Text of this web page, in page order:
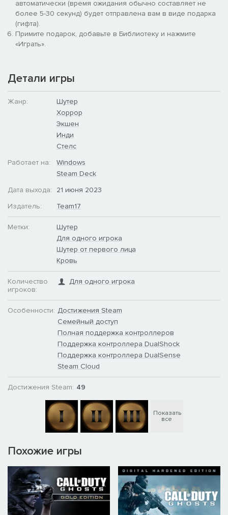
ЖЕСТОКАЯ РУКОПАШКА
Покажите врагам, кто есть кто, в ближнем бою на кулаках и
швыряйте, прокатывайтесь и наносите безумные комбо-
удары, которые разотрут противников в порошок.
с разработчиками. В разделе ссылок указаны наша страница
в Twitter, канал на YouTube и сервер Discord. Всегда рады вас
видеть!
автоматически (время ожидания обычно составляет не
более 5-30 секунд) будет отправлена вам в виде подарка
(гифта).
Примите подарок, добавьте в Библиотеку и нажмите
«Играть».
Детали игры
Жанр:
Шутер
Хоррор
Экшен
Инди
Стелс
Работает на:
Windows
Steam Deck
Дата выхода:
21 июня 2023
Издатель:
Team17
Метки:
Шутер
Для одного игрока
Шутер от первого лица
Кровь
Количество
игроков:
Для одного игрока
Особенности: Достижения Steam
Семейный доступ
Полная поддержка контроллеров
Поддержка контроллера DualShock
Поддержка контроллера DualSense
Steam Cloud
Достижения Steam: 49
Показать
все
Похожие игры